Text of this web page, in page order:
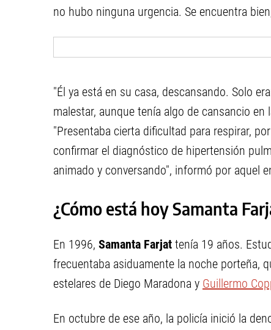
no hubo ninguna urgencia. Se encuentra
"Él ya está en su casa, descansando. Solo
malestar, aunque tenía algo de cansancio
"Presentaba cierta dificultad para respirar,
confirmar el diagnóstico de hipertensión
animado y conversando", informó por aquel
¿Cómo está hoy Samanta
En 1996, Samanta Farjat tenía 19 años.
frecuentaba asiduamente la noche porteña,
estelares de Diego Maradona y Guillermo
En octubre de ese año, la policía inició la